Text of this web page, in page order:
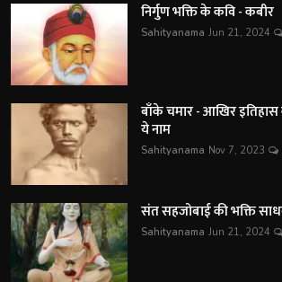
निर्गुण भक्ति के कवि - कबीर
Sahityanama Jun 21, 2024
बाँके चमार - आखिर इतिहास
ये नाम
Sahityanama Nov 7, 2023
संत सहजोबाई की भक्ति
Sahityanama Jun 21, 2024